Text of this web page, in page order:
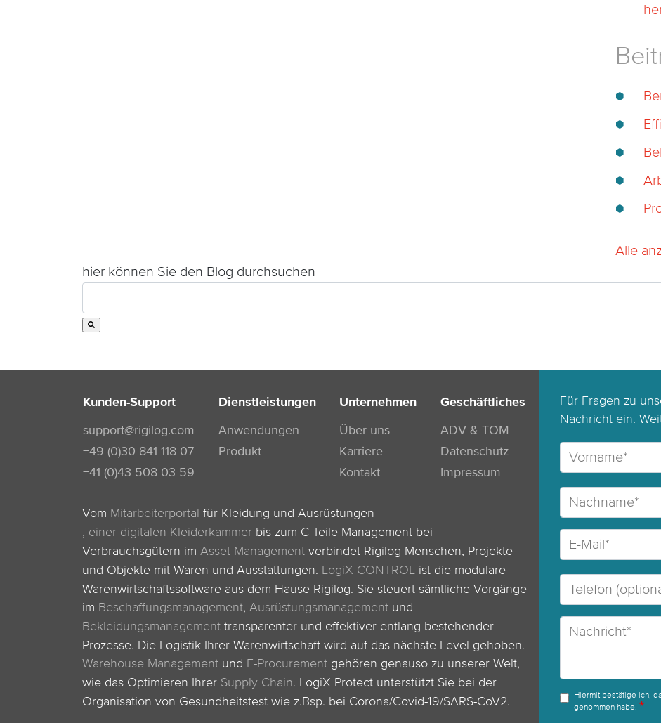
Alle
hier können Sie den Blog durchsuchen
Kunden-Support
support@rigilog.com
+49 (0)30 841 118 07
+41 (0)43 508 03 59
Dienstleistungen
Anwendungen
Produkt
Unternehmen
Über uns
Karriere
Kontakt
Geschäftliches
ADV & TOM
Datenschutz
Impressum
Vom Mitarbeiterportal für Kleidung und Ausrüstungen
, einer digitalen Kleiderkammer bis zum C-Teile Management bei
Verbrauchsgütern im Asset Management verbindet Rigilog Menschen, Projekte
und Objekte mit Waren und Ausstattungen. LogiX CONTROL ist die modulare
Warenwirtschaftssoftware aus dem Hause Rigilog. Sie steuert sämtliche Vorgänge
im Beschaffungsmanagement, Ausrüstungsmanagement und
Bekleidungsmanagement transparenter und effektiver entlang bestehender
Prozesse. Die Logistik Ihrer Warenwirtschaft wird auf das nächste Level gehoben.
Warehouse Management und E-Procurement gehören genauso zu unserer Welt,
wie das Optimieren Ihrer Supply Chain. LogiX Protect unterstützt Sie bei der
Organisation von Gesundheitstest wie z.Bsp. bei Corona/Covid-19/SARS-CoV2.
Für Fragen zu
Nachricht ein.
Hiermit bestätige ich,
genommen habe.